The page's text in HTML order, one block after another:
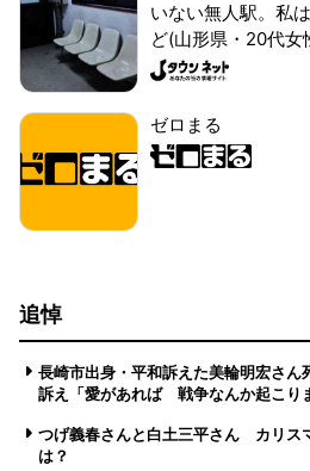
いない無人駅。私
ど(山形県・20代女
ゼロまる
追悼
長崎市出身・平和訴えた美輪明宏さ
訴え「愛があれば 戦争なんか起こり
つげ義春さんと白土三平さん カリス
は？